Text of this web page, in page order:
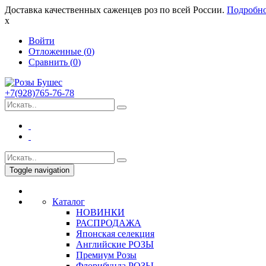
Доставка качественных саженцев роз по всей России.
x
Войти
Отложенные (0)
Сравнить (0)
+7(928)765-76-78
Toggle navigation
Каталог
НОВИНКИ
РАСПРОДАЖА
Японская селекция
Английские РОЗЫ
Премиум Розы